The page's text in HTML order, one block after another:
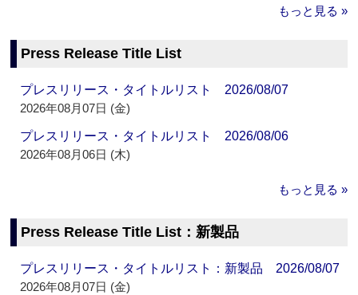
もっと見る »
Press Release Title List
プレスリリース・タイトルリスト 2026/08/07
2026年08月07日 (金)
プレスリリース・タイトルリスト 2026/08/06
2026年08月06日 (木)
もっと見る »
Press Release Title List：新製品
プレスリリース・タイトルリスト：新製品 2026/08/07
2026年08月07日 (金)